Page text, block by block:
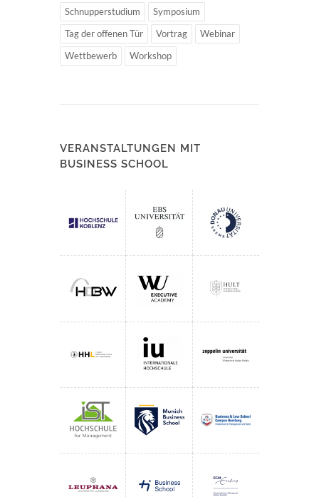
Schnupperstudium
Symposium
Tag der offenen Tür
Vortrag
Webinar
Wettbewerb
Workshop
VERANSTALTUNGEN MIT
BUSINESS SCHOOL